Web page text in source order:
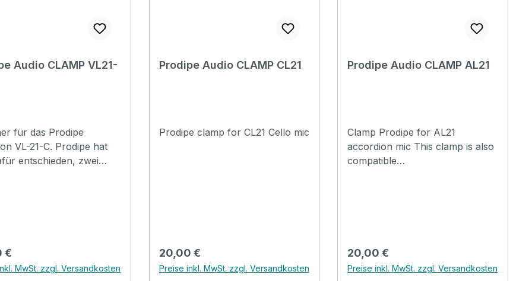
Audio CLAMP VL21-
für das Prodipe
21-C. Prodipe hat
entschieden, zwei
Halterung. Mit
neuen
lässt sich das
Preis:
€
MwSt. zzgl. Versandkosten
Prodipe Audio CLAMP CL21
Prodipe clamp for CL21 Cello mic
Regulärer Preis:
20,00 €
Preise inkl. MwSt. zzgl. Versandkosten
Prodipe Audio CLAMP AL21
Clamp Prodipe for AL21
accordion mic This clamp is also
compatible
Regulärer Preis:
20,00 €
Preise inkl. MwSt. zzgl. Versandkosten